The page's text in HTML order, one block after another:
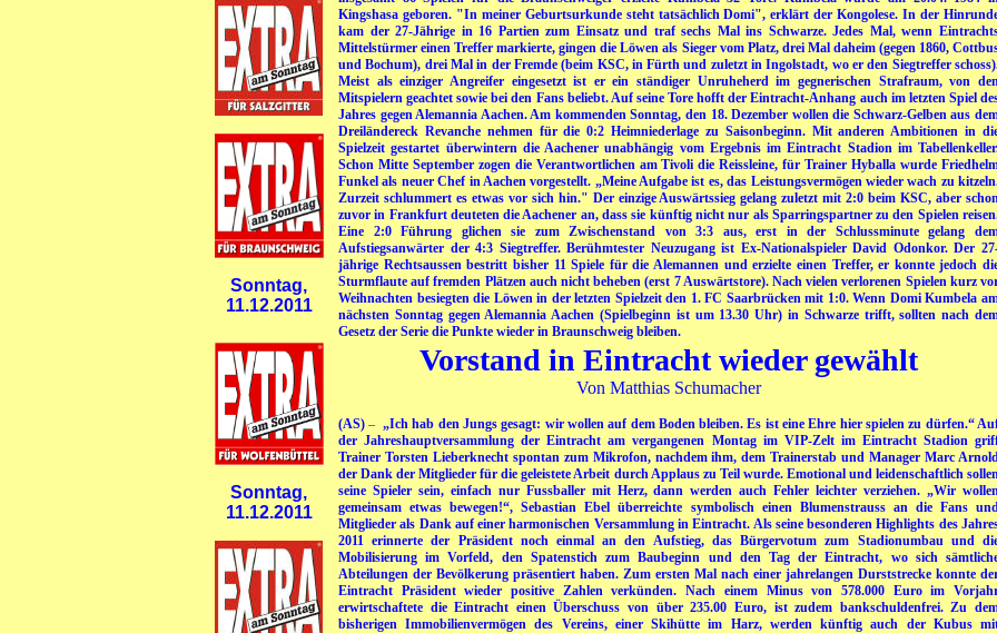
Sonntag,
11.12.2011
Kingshasa geboren. "In meiner Geburtsurkunde steht tatsächlich Domi", erklärt der Kongolese. In der
kam der 27-Jährige in 16 Partien zum Einsatz und traf sechs Mal ins Schwarze. Jedes Mal, wenn
Mittelstürmer einen Treffer markierte, gingen die Löwen als Sieger vom Platz, drei Mal daheim (gegen 1860,
und Bochum), drei Mal in der Fremde (beim KSC, in Fürth und zuletzt in Ingolstadt, wo er den Siegtreffer
Meist als einziger Angreifer eingesetzt ist er ein ständiger Unruheherd im gegnerischen Strafraum, von
Mitspielern geachtet sowie bei den Fans beliebt. Auf seine Tore hofft der Eintracht-Anhang auch im letzten Spiel
Jahres gegen Alemannia Aachen. Am kommenden Sonntag, den 18. Dezember wollen die Schwarz-Gelben aus
Dreiländereck Revanche nehmen für die 0:2 Heimniederlage zu Saisonbeginn. Mit anderen Ambitionen in
Spielzeit gestartet überwintern die Aachener unabhängig vom Ergebnis im Eintracht Stadion im
Schon Mitte September zogen die Verantwortlichen am Tivoli die Reissleine, für Trainer Hyballa wurde
Funkel als neuer Chef in Aachen vorgestellt. „Meine Aufgabe ist es, das Leistungsvermögen wieder wach zu
Zurzeit schlummert es etwas vor sich hin." Der einzige Auswärtssieg gelang zuletzt mit 2:0 beim KSC, aber
zuvor in Frankfurt deuteten die Aachener an, dass sie künftig nicht nur als Sparringspartner zu den Spielen
Eine 2:0 Führung glichen sie zum Zwischenstand von 3:3 aus, erst in der Schlussminute gelang
Aufstiegsanwärter der 4:3 Siegtreffer. Berühmtester Neuzugang ist Ex-Nationalspieler David Odonkor. Der
jährige Rechtsaussen bestritt bisher 11 Spiele für die Alemannen und erzielte einen Treffer, er konnte jedoch
Sturmflaute auf fremden Plätzen auch nicht beheben (erst 7 Auswärtstore). Nach vielen verlorenen Spielen kurz
Weihnachten besiegten die Löwen in der letzten Spielzeit den 1. FC Saarbrücken mit 1:0. Wenn Domi Kumbela
nächsten Sonntag gegen Alemannia Aachen (Spielbeginn ist um 13.30 Uhr) in Schwarze trifft, sollten nach
Gesetz der Serie die Punkte wieder in Braunschweig bleiben.
Sonntag,
11.12.2011
Vorstand in Eintracht wieder gewählt
Von Matthias Schumacher
(AS) – „Ich hab den Jungs gesagt: wir wollen auf dem Boden bleiben. Es ist eine Ehre hier spielen zu dürfen.“
der Jahreshauptversammlung der Eintracht am vergangenen Montag im VIP-Zelt im Eintracht Stadion
Trainer Torsten Lieberknecht spontan zum Mikrofon, nachdem ihm, dem Trainerstab und Manager Marc
der Dank der Mitglieder für die geleistete Arbeit durch Applaus zu Teil wurde. Emotional und leidenschaftlich
seine Spieler sein, einfach nur Fussballer mit Herz, dann werden auch Fehler leichter verziehen. „Wir
gemeinsam etwas bewegen!“, Sebastian Ebel überreichte symbolisch einen Blumenstrauss an die Fans
Mitglieder als Dank auf einer harmonischen Versammlung in Eintracht. Als seine besonderen Highlights des
2011 erinnerte der Präsident noch einmal an den Aufstieg, das Bürgervotum zum Stadionumbau und
Mobilisierung im Vorfeld, den Spatenstich zum Baubeginn und den Tag der Eintracht, wo sich
Abteilungen der Bevölkerung präsentiert haben. Zum ersten Mal nach einer jahrelangen Durststrecke konnte
Eintracht Präsident wieder positive Zahlen verkünden. Nach einem Minus von 578.000 Euro im
erwirtschaftete die Eintracht einen Überschuss von über 235.00 Euro, ist zudem bankschuldenfrei. Zu
bisherigen Immobilienvermögen des Vereins, einer Skihütte im Harz, werden künftig auch der Kubus